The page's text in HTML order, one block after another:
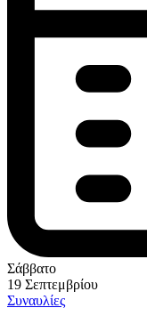
Σάββατο
19 Σεπτεμβρίου
Συναυλίες